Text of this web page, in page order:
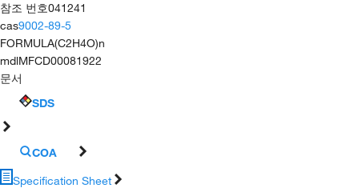
참조 번호041241
cas9002-89-5
FORMULA(C2H4O)n
mdlMFCD00081922
문서
SDS
COA
Specification Sheet